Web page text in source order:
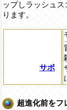
ップしラッシュ
ります。
サボ
超進化前をフ